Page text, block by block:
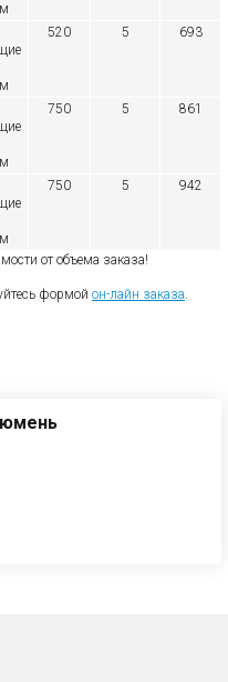
520 5 693
750 5 861
750 5 942
от объема заказа!
формой он-лайн заказа.